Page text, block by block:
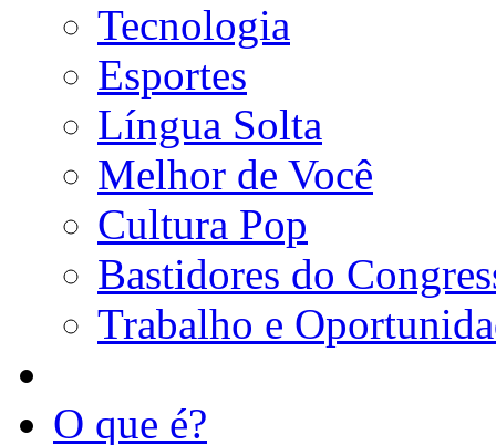
Tecnologia
Esportes
Língua Solta
Melhor de Você
Cultura Pop
Bastidores do
Trabalho e
O que é?